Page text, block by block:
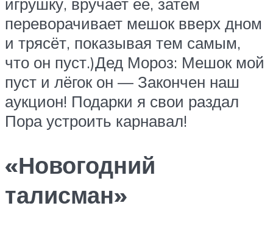
переворачивает мешок вверх дном
и трясёт, показывая тем самым,
что он пуст.)Дед Мороз: Мешок мой
пуст и лёгок он — Закончен наш
аукцион! Подарки я свои раздал
Пора устроить карнавал!
«Новогодний
талисман»